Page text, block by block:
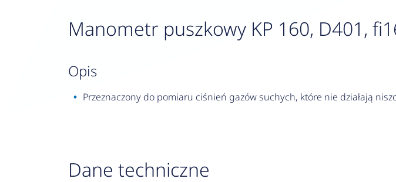
Manometr puszkowy KP 160, D401,
opis
Przeznaczony do pomiaru ciśnień gazów suchych, które nie działają
Dane techniczne